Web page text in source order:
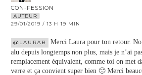
CON-FESSION
AUTEUR
29/01/2019 / 13 H 19 MIN
@LAURAB
Merci Laura pour ton retour.
alu depuis longtemps non plus, mais je n’ai
remplacement équivalent, comme toi on met
verre et ça convient super bien 🙂 Merci